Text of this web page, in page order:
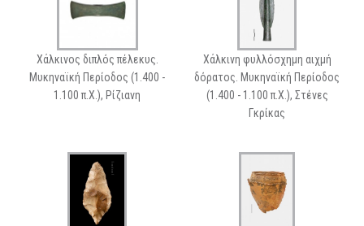
Χάλκινος διπλός πέλεκυς.
Μυκηναϊκή Περίοδος (1.400 -
1.100 π.Χ.), Ρίζιανη
Χάλκινη φυλλόσχημη αιχμή
δόρατος. Μυκηναϊκή Περίοδος
(1.400 - 1.100 π.Χ.), Στένες
Γκρίκας